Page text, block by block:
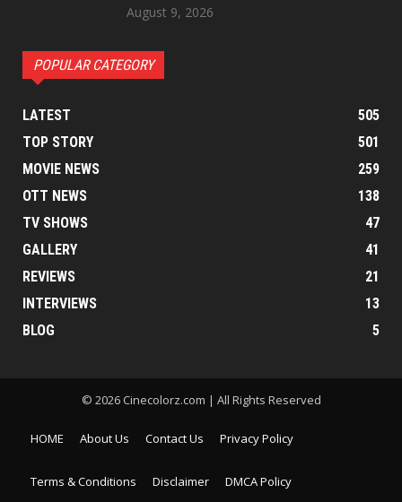
August 9, 2026
POPULAR CATEGORY
LATEST
505
TOP STORY
501
MOVIE NEWS
259
OTT NEWS
138
TV SHOWS
47
GALLERY
41
REVIEWS
21
INTERVIEWS
13
BLOG
5
© 2026 Cinecolorz.com | All Rights Reserved
HOME About Us Contact Us Privacy Policy
Terms & Conditions Disclaimer DMCA Policy